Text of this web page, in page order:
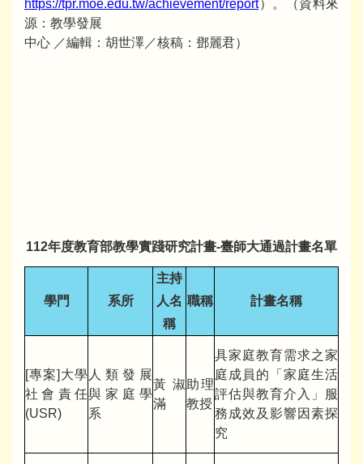
https://tpr.moe.edu.tw/achievement/report）。（資料來
源：教學發展
中心 ／編輯：胡世澤／核稿：鄧麗君）
112年度教育部教學實踐研究計畫-臺師大通過計畫名單
學門 系所
主持
人名
稱
職稱 計畫名稱
[專案]大學
社會責任
(USR)
人類發展
與家庭學
系
黃淑
滿
助理
教授
具家庭教育需求之家
庭成員的「家庭生活
評估與教育介入」服
務成效及影響因素探
究